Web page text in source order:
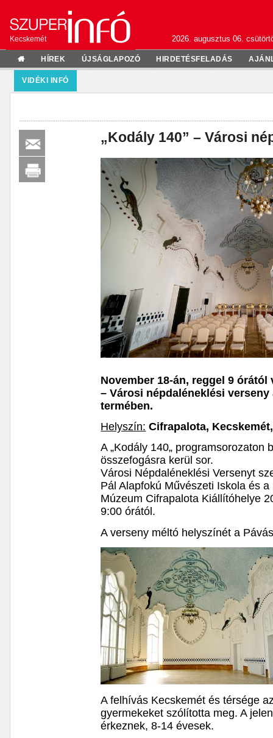
Kecskemét 2026. augusztus 06.
HÍREK ÚJSÁGLAPOZÓ HIRDETÉSFELADÁS
VIDÉKI INFÓ
„Kodály 140” – Városi
November 18-án, reggel 9 órától
– Városi népdaléneklési
termében.
Helyszín: Cifrapalota,
A „Kodály 140„ programsorozaton
összefogásra kerül sor.
Városi Népdaléneklési Versenyt
Pál Alapfokú Művészeti Iskola és
Múzeum Cifrapalota Kiállítóhelye
9:00 órától.
A verseny méltó helyszínét a
A felhívás Kecskemét és térsége
gyermekeket szólította meg. A
érkeznek, 8-14 évesek.